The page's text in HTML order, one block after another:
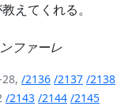
えてくれる。
ファーレ
/2136 /2137 /2138
/2143 /2144 /2145